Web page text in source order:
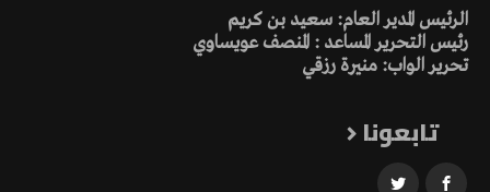
الرئيس المدير العام: سعيد بن كريم
رئيس التحرير المساعد : المنصف عويساوي
تحرير الواب: منيرة رزقي
تابعونا